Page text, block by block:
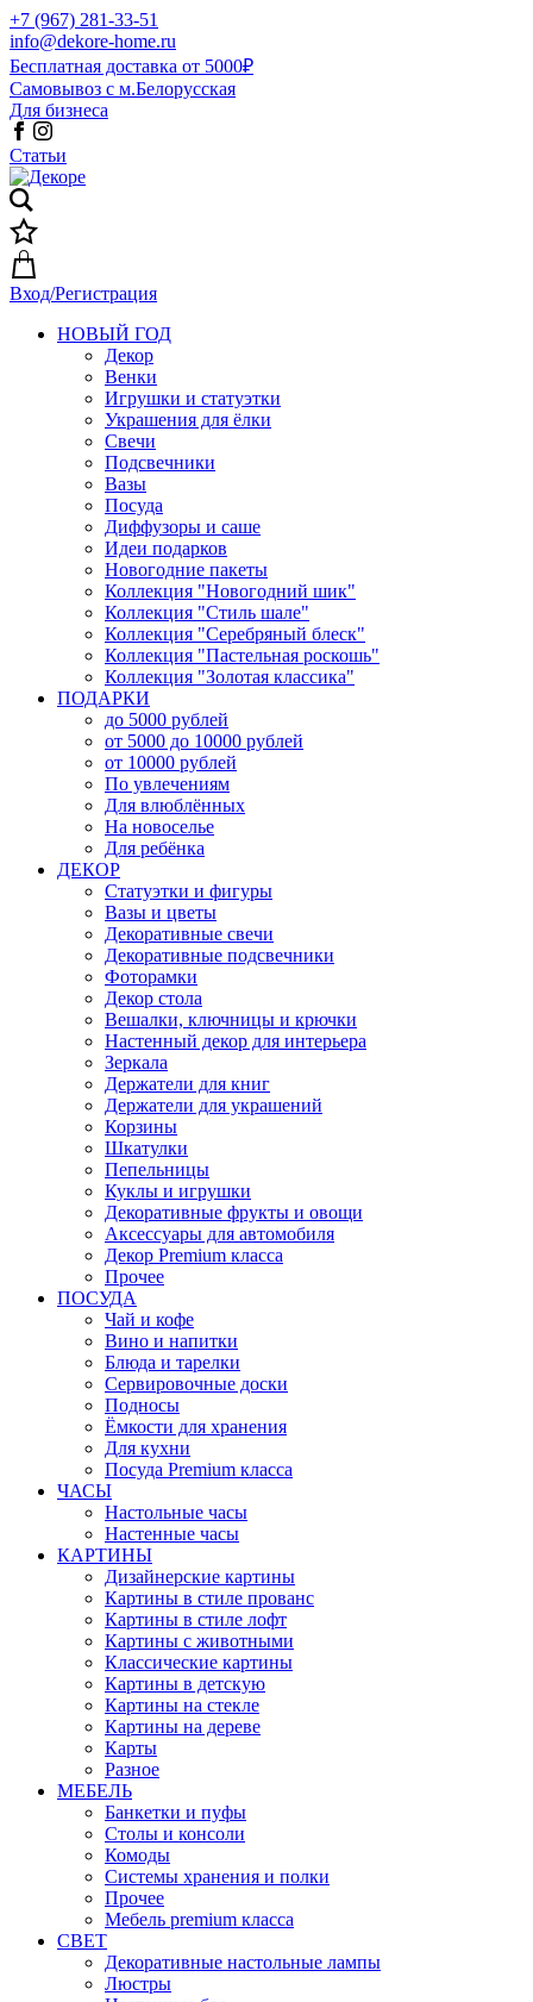
+7 (967) 281-33-51
info@dekore-home.ru
Бесплатная доставка от 5000₽
Самовывоз с м.Белорусская
Для бизнеса
Статьи
Вход/Регистрация
НОВЫЙ ГОД
Декор
Венки
Игрушки и статуэтки
Украшения для ёлки
Свечи
Подсвечники
Вазы
Посуда
Диффузоры и саше
Идеи подарков
Новогодние пакеты
Коллекция "Новогодний шик"
Коллекция "Стиль шале"
Коллекция "Серебряный блеск"
Коллекция "Пастельная роскошь"
Коллекция "Золотая классика"
ПОДАРКИ
до 5000 рублей
от 5000 до 10000 рублей
от 10000 рублей
По увлечениям
Для влюблённых
На новоселье
Для ребёнка
ДЕКОР
Статуэтки и фигуры
Вазы и цветы
Декоративные свечи
Декоративные подсвечники
Фоторамки
Декор стола
Вешалки, ключницы и крючки
Настенный декор для интерьера
Зеркала
Держатели для книг
Держатели для украшений
Корзины
Шкатулки
Пепельницы
Куклы и игрушки
Декоративные фрукты и овощи
Аксессуары для автомобиля
Декор Premium класса
Прочее
ПОСУДА
Чай и кофе
Вино и напитки
Блюда и тарелки
Сервировочные доски
Подносы
Ёмкости для хранения
Для кухни
Посуда Premium класса
ЧАСЫ
Настольные часы
Настенные часы
КАРТИНЫ
Дизайнерские картины
Картины в стиле прованс
Картины в стиле лофт
Картины с животными
Классические картины
Картины в детскую
Картины на стекле
Картины на дереве
Карты
Разное
МЕБЕЛЬ
Банкетки и пуфы
Столы и консоли
Комоды
Системы хранения и полки
Прочее
Мебель premium класса
СВЕТ
Декоративные настольные лампы
Люстры